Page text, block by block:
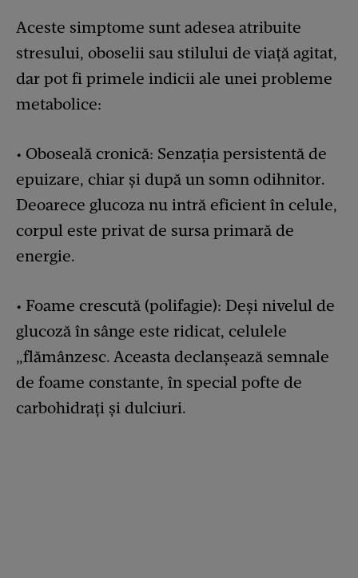
Aceste simptome sunt adesea atribuite
stresului, oboselii sau stilului de viață agitat,
dar pot fi primele indicii ale unei probleme
metabolice:
• Oboseală cronică: Senzația persistentă de
epuizare, chiar și după un somn odihnitor.
Deoarece glucoza nu intră eficient în celule,
corpul este privat de sursa primară de
energie.
• Foame crescută (polifagie): Deși nivelul de
glucoză în sânge este ridicat, celulele
„flămânzesc. Aceasta declanșează semnale
de foame constante, în special pofte de
carbohidrați și dulciuri.